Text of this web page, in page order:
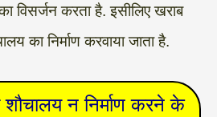
विसर्जन करता है. इसीलिए खराब
का निर्माण करवाया जाता है.
न निर्माण करने के